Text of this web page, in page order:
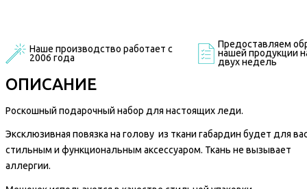
Наше производство работает с
2006 года
Предоставляем
нашей продукции
двух недель
ОПИСАНИЕ
Роскошный подарочный набор для настоящих леди.
Эксклюзивная повязка на голову из ткани габардин будет для
стильным и функциональным аксессуаром. Ткань не вызывает
аллергии.